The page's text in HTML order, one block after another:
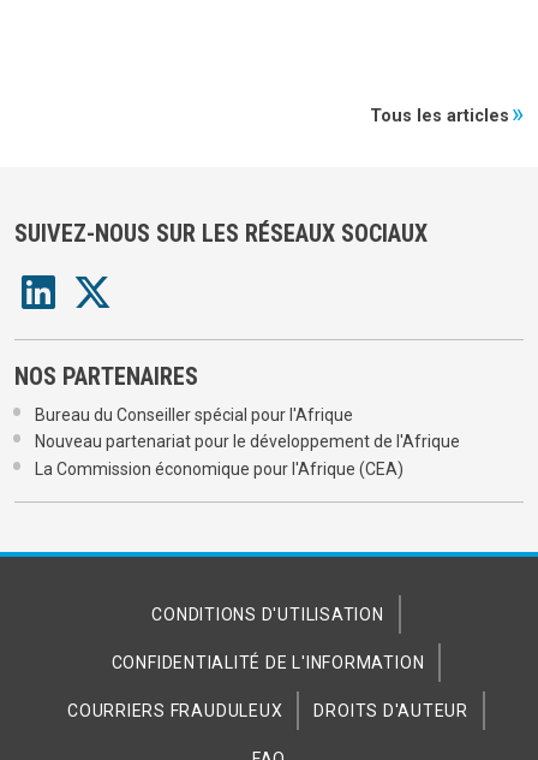
Tous les articles
SUIVEZ-NOUS SUR LES RÉSEAUX SOCIAUX
NOS PARTENAIRES
Bureau du Conseiller spécial pour l'Afrique
Nouveau partenariat pour le développement de l'Afrique
La Commission économique pour l'Afrique (CEA)
CONDITIONS D'UTILISATION
CONFIDENTIALITÉ DE L'INFORMATION
COURRIERS FRAUDULEUX DROITS D'AUTEUR